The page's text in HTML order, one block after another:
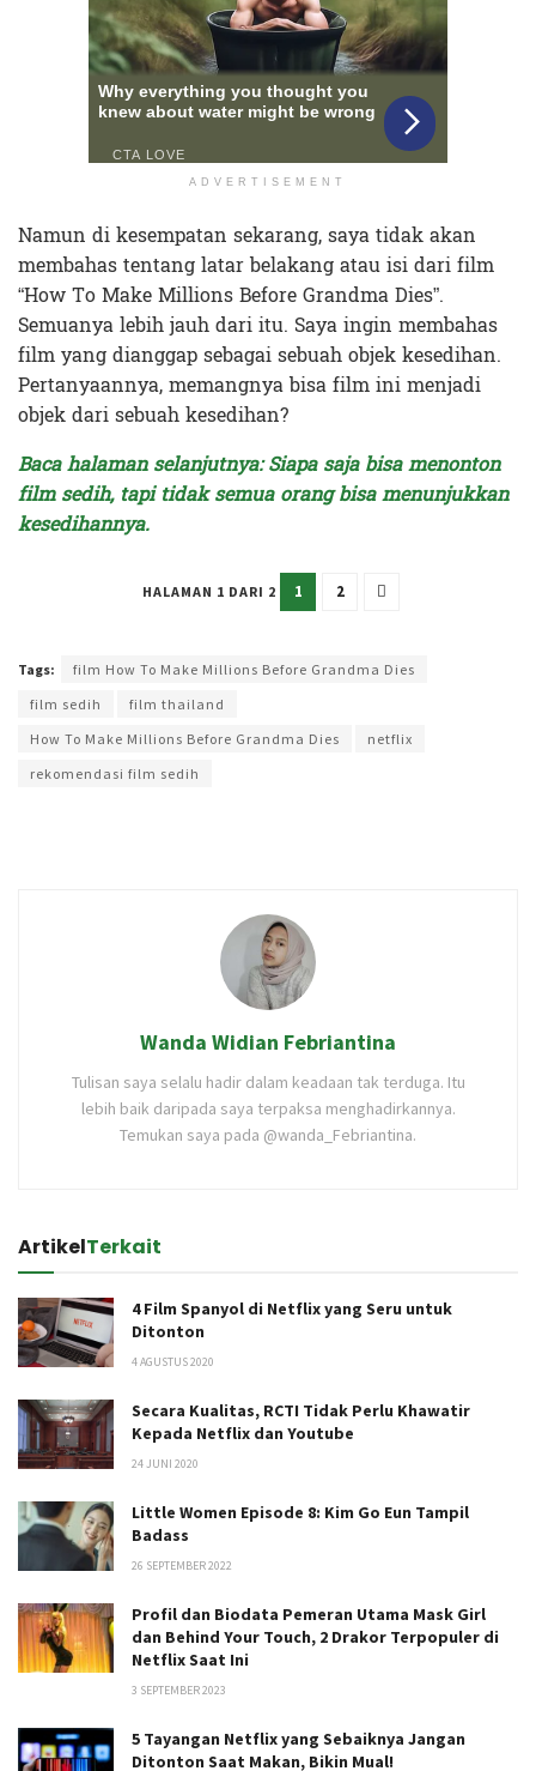
ADVERTISEMENT
Namun di kesempatan sekarang, saya tidak akan
membahas tentang latar belakang atau isi dari film
“How To Make Millions Before Grandma Dies”.
Semuanya lebih jauh dari itu. Saya ingin membahas
film yang dianggap sebagai sebuah objek kesedihan.
Pertanyaannya, memangnya bisa film ini menjadi
objek dari sebuah kesedihan?
Baca halaman selanjutnya: Siapa saja bisa menonton
film sedih, tapi tidak semua orang bisa menunjukkan
kesedihannya.
HALAMAN 1 DARI 2 1 2
Tags:
film How To Make Millions Before Grandma Dies
film sedih
film thailand
How To Make Millions Before Grandma Dies
netflix
rekomendasi film sedih
Wanda Widian Febriantina
Tulisan saya selalu hadir dalam keadaan tak terduga. Itu
lebih baik daripada saya terpaksa menghadirkannya.
Temukan saya pada @wanda_Febriantina.
ArtikelTerkait
4 Film Spanyol di Netflix yang Seru untuk
Ditonton
4 AGUSTUS 2020
Secara Kualitas, RCTI Tidak Perlu Khawatir
Kepada Netflix dan Youtube
24 JUNI 2020
Little Women Episode 8: Kim Go Eun Tampil
Badass
26 SEPTEMBER 2022
Profil dan Biodata Pemeran Utama Mask Girl
dan Behind Your Touch, 2 Drakor Terpopuler di
Netflix Saat Ini
3 SEPTEMBER 2023
5 Tayangan Netflix yang Sebaiknya Jangan
Ditonton Saat Makan, Bikin Mual!